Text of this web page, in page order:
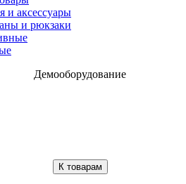
и аксессуары
и рюкзаки
Демооборудование
К товарам